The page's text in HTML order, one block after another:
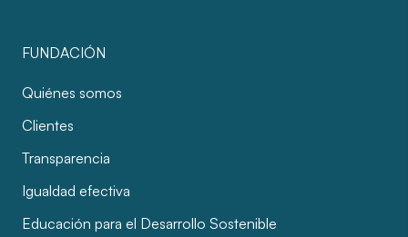
FUNDACIÓN
Quiénes somos
Clientes
Transparencia
Igualdad efectiva
Educación para el Desarrollo Sostenible